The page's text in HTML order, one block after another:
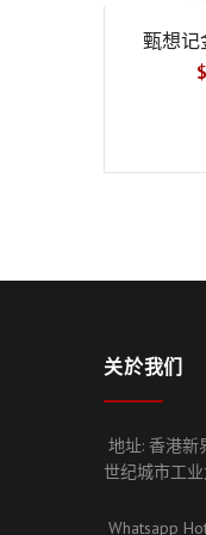
甄想记
$
关於我们
地址: 香港新
世纪城市工
Whatsapp